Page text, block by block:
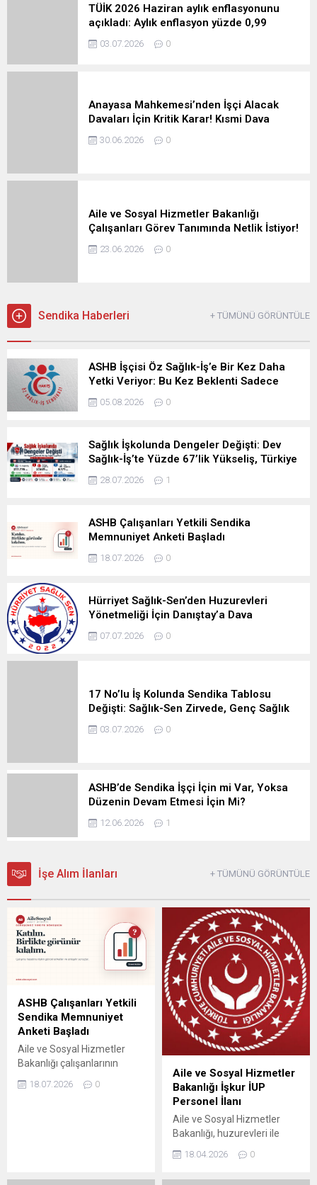
TÜİK 2026 Haziran aylık enflasyonunu
açıkladı: Aylık enflasyon yüzde 0,99
03.07.2026 0
Anayasa Mahkemesi’nden İşçi Alacak
Davaları İçin Kritik Karar! Kısmi Dava
Hakkı Devam Ediyor
30.06.2026 0
Aile ve Sosyal Hizmetler Bakanlığı
Çalışanları Görev Tanımında Netlik İstiyor!
23.06.2026 0
Sendika Haberleri + TÜMÜNÜ GÖRÜNTÜLE
ASHB İşçisi Öz Sağlık-İş’e Bir Kez Daha
Yetki Veriyor: Bu Kez Beklenti Sadece
Söz Değil, Çözüm
05.08.2026 0
Sağlık İşkolunda Dengeler Değişti: Dev
Sağlık-İş’te Yüzde 67’lik Yükseliş, Türkiye
Sağlık-İş’te 1.757 Üye Kaybı
28.07.2026 1
ASHB Çalışanları Yetkili Sendika
Memnuniyet Anketi Başladı
18.07.2026 0
Hürriyet Sağlık-Sen’den Huzurevleri
Yönetmeliği İçin Danıştay’a Dava
07.07.2026 0
17 No’lu İş Kolunda Sendika Tablosu
Değişti: Sağlık-Sen Zirvede, Genç Sağlık
Üçüncü Sırada
03.07.2026 0
ASHB’de Sendika İşçi İçin mi Var, Yoksa
Düzenin Devam Etmesi İçin Mi?
12.06.2026 1
İşe Alım İlanları + TÜMÜNÜ GÖRÜNTÜLE
ASHB Çalışanları Yetkili
Sendika Memnuniyet
Anketi Başladı
Aile ve Sosyal Hizmetler
Bakanlığı çalışanlarının
yöneticileri ve sorun çözme
18.07.2026 0
Aile ve Sosyal Hizmetler
Bakanlığı İşkur İUP
Personel İlanı
Aile ve Sosyal Hizmetler
Bakanlığı, huzurevleri ile
kuruluşlarında
18.04.2026 0